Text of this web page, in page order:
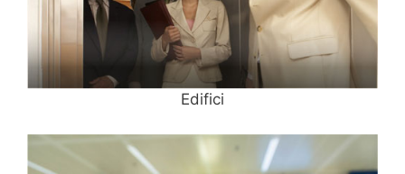
Edifici